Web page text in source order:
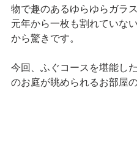
物で趣のあるゆらゆらガラ
元年から一枚も割れていな
から驚きです。
今回、ふぐコースを堪能し
のお庭が眺められるお部屋の